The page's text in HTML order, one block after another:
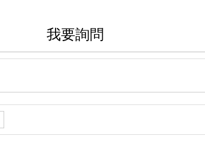
我要詢問